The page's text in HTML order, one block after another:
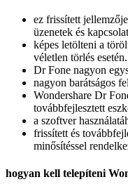
ez frissített
üzenetek és
képes letölteni a
véletlen törlés esetén.
Dr Fone nagyon
nagyon barátságos
Wondershare Dr
továbbfejlesztett
a szoftver
frissített és
minősítéssel
hogyan kell telepíteni